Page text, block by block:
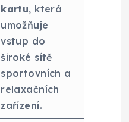
kartu, která
umožňuje
vstup do
široké sítě
sportovních a
relaxačních
zařízení.